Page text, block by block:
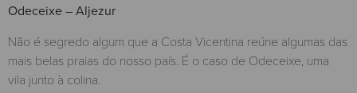
Odeceixe – Aljezur
Não é segredo algum que a Costa Vicentina reúne algumas das
mais belas praias do nosso país. É o caso de Odeceixe, uma
vila junto à colina.